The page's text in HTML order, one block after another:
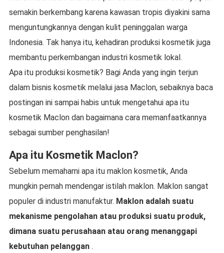
semakin berkembang karena kawasan tropis diyakini sama
menguntungkannya dengan kulit peninggalan warga
Indonesia. Tak hanya itu, kehadiran produksi kosmetik juga
membantu perkembangan industri kosmetik lokal.
Apa itu produksi kosmetik? Bagi Anda yang ingin terjun
dalam bisnis kosmetik melalui jasa Maclon, sebaiknya baca
postingan ini sampai habis untuk mengetahui apa itu
kosmetik Maclon dan bagaimana cara memanfaatkannya
sebagai sumber penghasilan!
Apa itu Kosmetik Maclon?
Sebelum memahami apa itu maklon kosmetik, Anda
mungkin pernah mendengar istilah maklon. Maklon sangat
populer di industri manufaktur. Maklon adalah suatu
mekanisme pengolahan atau produksi suatu produk,
dimana suatu perusahaan atau orang menanggapi
kebutuhan pelanggan.